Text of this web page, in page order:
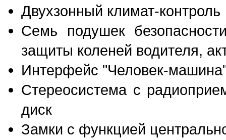
Двухзонный климат-контроль
Семь подушек
защиты коленей водителя,
Интерфейс "Человек-
Стереосистема с
диск
Замки с функцией